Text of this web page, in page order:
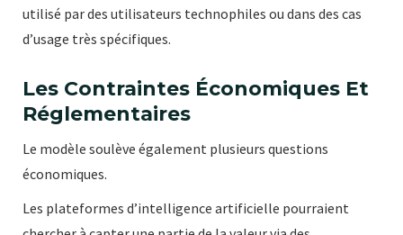
utilisé par des utilisateurs technophiles ou dans des cas
d’usage très spécifiques.
Les Contraintes Économiques Et
Réglementaires
Le modèle soulève également plusieurs questions
économiques.
Les plateformes d’intelligence artificielle pourraient